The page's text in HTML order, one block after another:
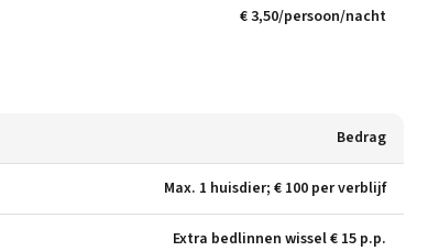
€ 3,50/persoon/nacht
Bedrag
Max. 1 huisdier; € 100 per verblijf
Extra bedlinnen wissel € 15 p.p.